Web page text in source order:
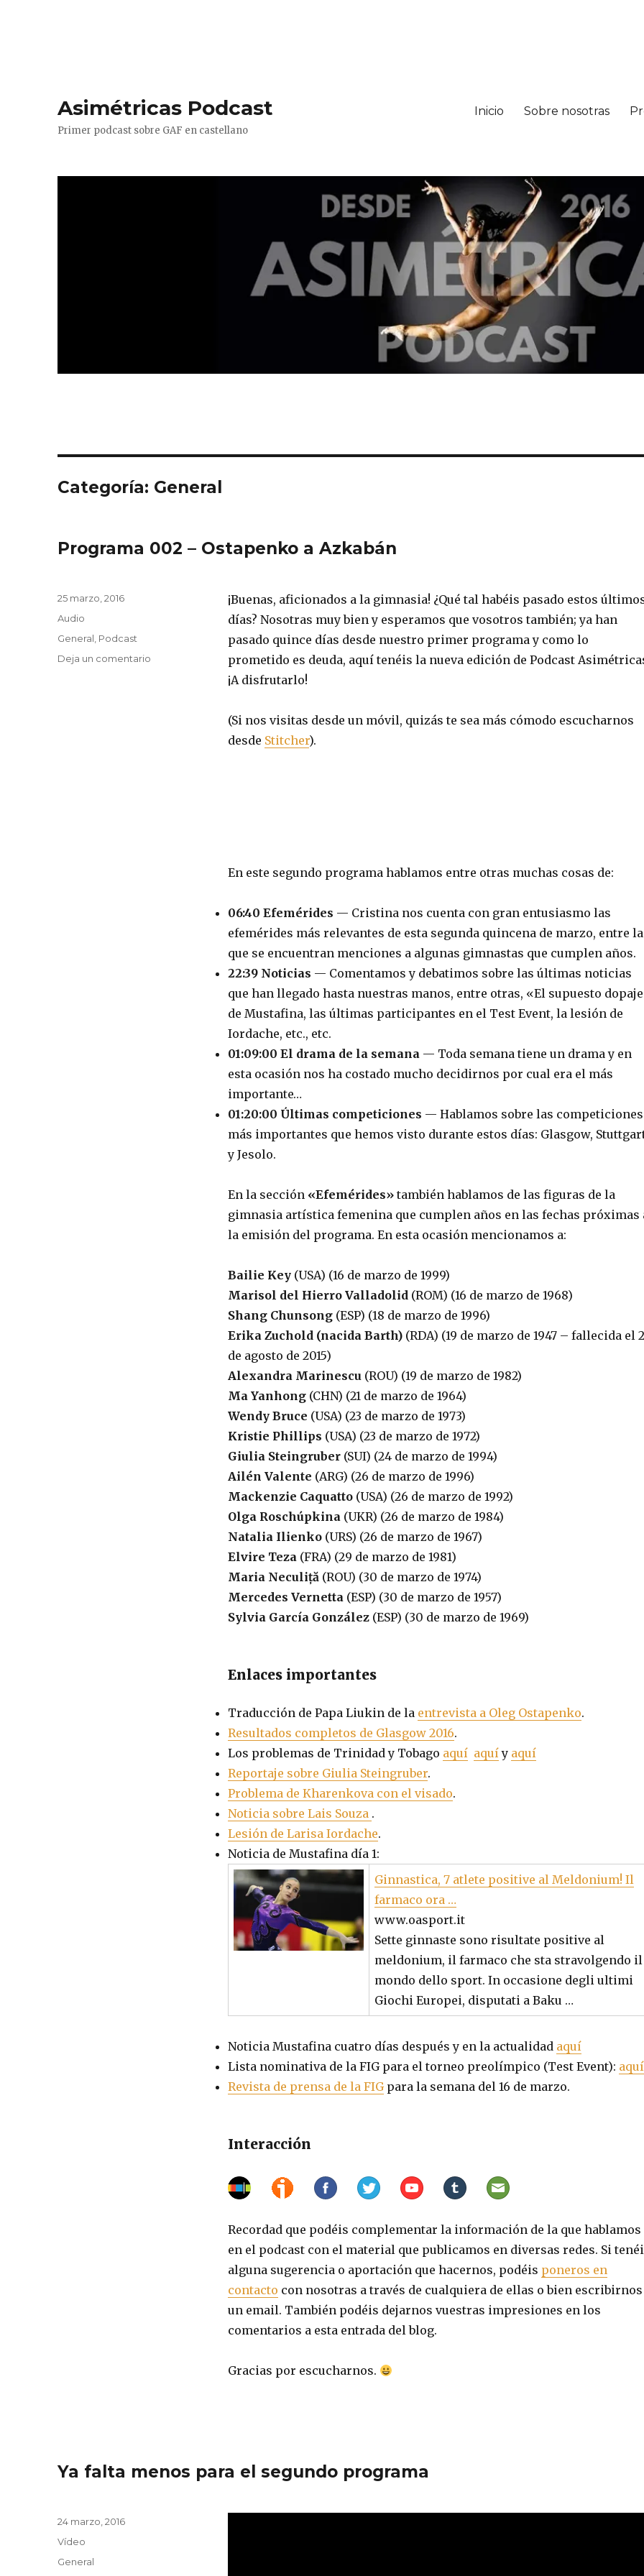
Asimétricas Podcast
Primer podcast sobre GAF en castellano
Inicio Sobre nosotras
Categoría: General
Programa 002 – Ostapenko a Azkabán
¡Buenas, aficionados a la gimnasia! ¿Qué tal habéis pasado estos
días? Nosotras muy bien y esperamos que vosotros también; ya han
pasado quince días desde nuestro primer programa y como lo
prometido es deuda, aquí tenéis la nueva edición de Podcast
¡A disfrutarlo!
(Si nos visitas desde un móvil, quizás te sea más cómodo escucharnos
desde Stitcher).
En este segundo programa hablamos entre otras muchas cosas de:
06:40 Efemérides — Cristina nos cuenta con gran entusiasmo las
efemérides más relevantes de esta segunda quincena de marzo, entre
que se encuentran menciones a algunas gimnastas que cumplen años.
22:39 Noticias — Comentamos y debatimos sobre las últimas noticias
que han llegado hasta nuestras manos, entre otras, «El supuesto
de Mustafina, las últimas participantes en el Test Event, la lesión de
Iordache, etc., etc.
01:09:00 El drama de la semana— Toda semana tiene un drama y en
esta ocasión nos ha costado mucho decidirnos por cual era el más
importante…
01:20:00 Últimas competiciones — Hablamos sobre las competiciones
más importantes que hemos visto durante estos días: Glasgow,
y Jesolo.
En la sección «Efemérides»también hablamos de las figuras de la
gimnasia artística femenina que cumplen años en las fechas próximas
la emisión del programa. En esta ocasión mencionamos a:
Bailie Key(USA) (16 de marzo de 1999)
Marisol del Hierro Valladolid(ROM) (16 de marzo de 1968)
Shang Chunsong(ESP) (18 de marzo de 1996)
Erika Zuchold (nacida Barth)(RDA) (19 de marzo de 1947 – fallecida el
de agosto de 2015)
Alexandra Marinescu(ROU) (19 de marzo de 1982)
Ma Yanhong(CHN) (21 de marzo de 1964)
Wendy Bruce (USA) (23 de marzo de 1973)
Kristie Phillips (USA) (23 de marzo de 1972)
Giulia Steingruber(SUI) (24 de marzo de 1994)
Ailén Valente (ARG) (26 de marzo de 1996)
Mackenzie Caquatto(USA) (26 de marzo de 1992)
Olga Roschúpkina(UKR) (26 de marzo de 1984)
Natalia Ilienko(URS) (26 de marzo de 1967)
Elvire Teza(FRA) (29 de marzo de 1981)
Maria Neculiță(ROU) (30 de marzo de 1974)
Mercedes Vernetta(ESP) (30 de marzo de 1957)
Sylvia García González(ESP) (30 de marzo de 1969)
Enlaces importantes
Traducción de Papa Liukin de la entrevista a Oleg Ostapenko.
Resultados completos de Glasgow 2016.
Los problemas de Trinidad y Tobago aquí aquíy aquí
Reportaje sobre Giulia Steingruber.
Problema de Kharenkova con el visado.
Noticia sobre Lais Souza .
Lesión de Larisa Iordache.
Noticia de Mustafina día 1:
Ginnastica, 7 atlete positive al Meldonium! Il
farmaco ora …
www.oasport.it
Sette ginnaste sono risultate positive al
meldonium, il farmaco che sta stravolgendo il
mondo dello sport. In occasione degli ultimi
Giochi Europei, disputati a Baku …
Noticia Mustafina cuatro días después y en la actualidad aquí
Lista nominativa de la FIG para el torneo preolímpico (Test Event): aquí
Revista de prensa de la FIGpara la semana del 16 de marzo.
Interacción
Recordad que podéis complementar la información de la que hablamos
en el podcast con el material que publicamos en diversas redes. Si
alguna sugerencia o aportación que hacernos, podéis poneros en
contacto con nosotras a través de cualquiera de ellas o bien escribirnos
un email. También podéis dejarnos vuestras impresiones en los
comentarios a esta entrada del blog.
Gracias por escucharnos.
Publicado
25 marzo, 2016
Formato
Audio
Categorías
General Podcast
Deja un comentario
Ya falta menos para el segundo programa
Publicado
el
24 marzo, 2016
Formato
Vídeo
Categorías
General